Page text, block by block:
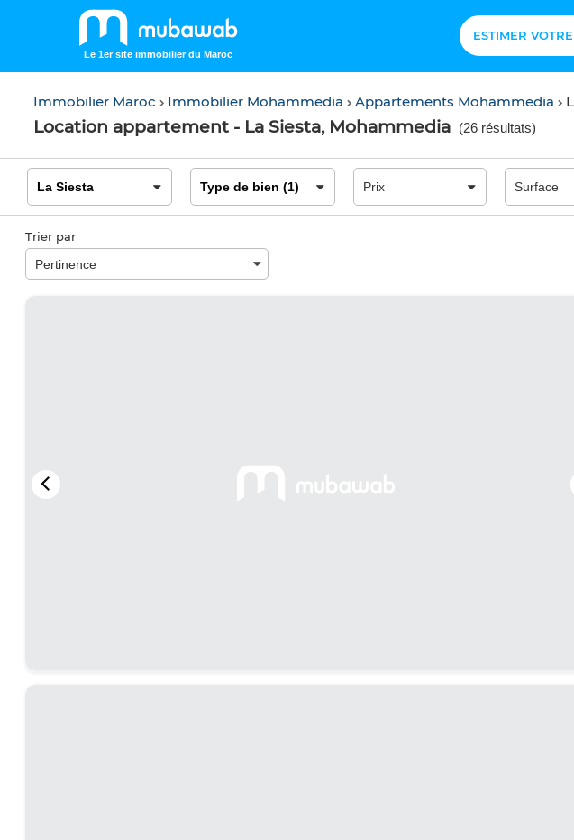
Le 1er site immobilier du Maroc
ESTIMER
Immobilier Maroc Immobilier Mohammedia Appartements Mohammedia
Location appartement - La Siesta, Mohammedia (26 résultats)
Trier par